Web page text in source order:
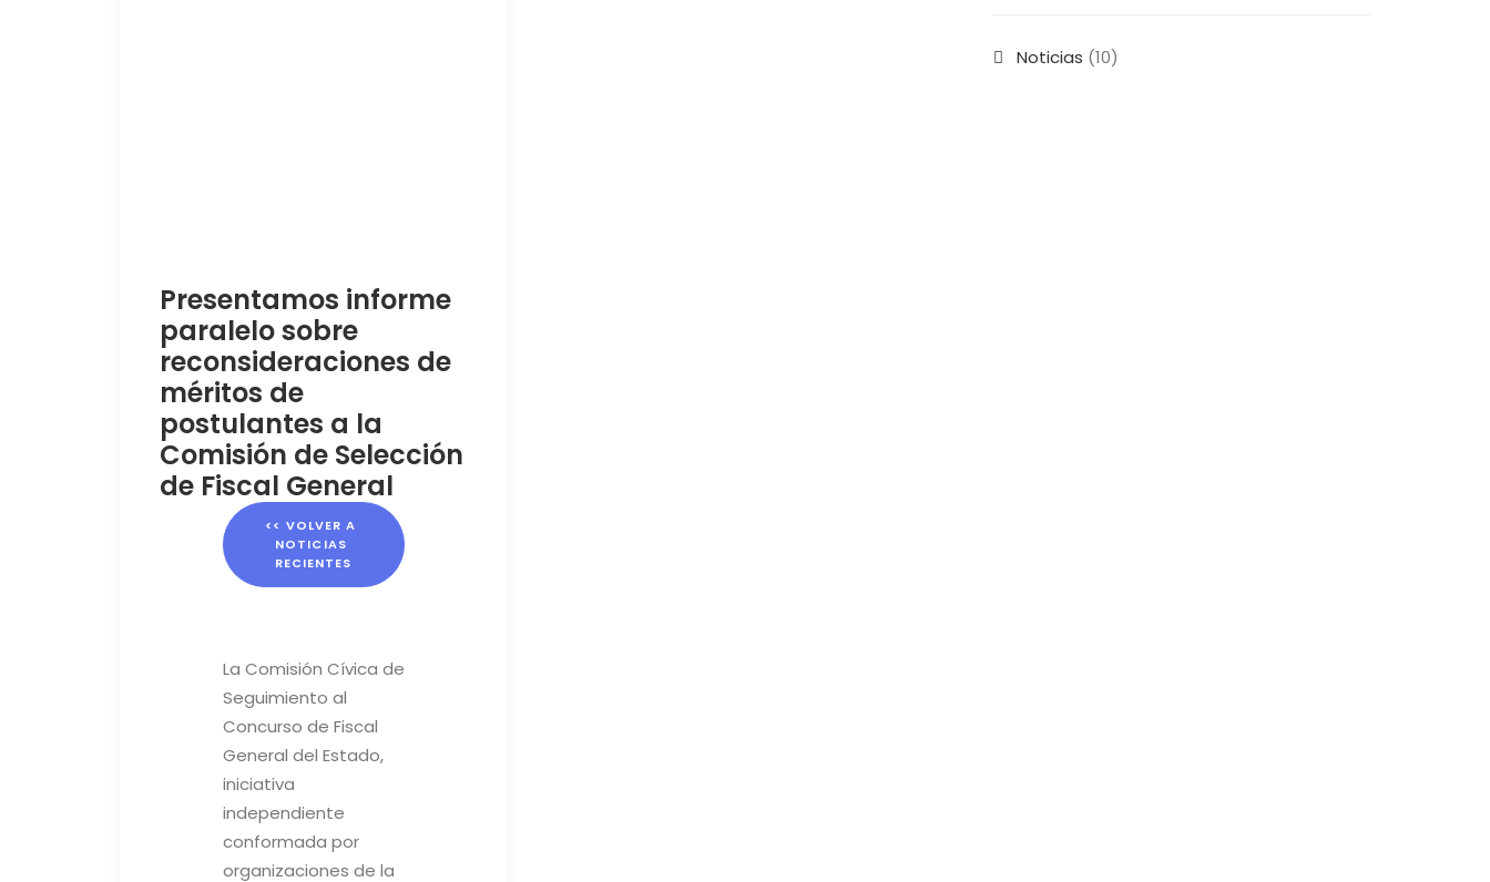
Presentamos informe
paralelo sobre
reconsideraciones de
méritos de
postulantes a la
Comisión de Selección
de Fiscal General
<< VOLVER A
NOTICIAS
RECIENTES
La Comisión Cívica de
Seguimiento al
Concurso de Fiscal
General del Estado,
iniciativa
independiente
conformada por
organizaciones de la
Noticias (10)